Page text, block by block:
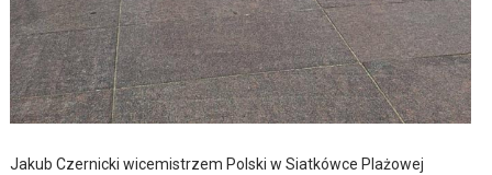
Jakub Czernicki wicemistrzem Polski w Siatkówce Plażowej